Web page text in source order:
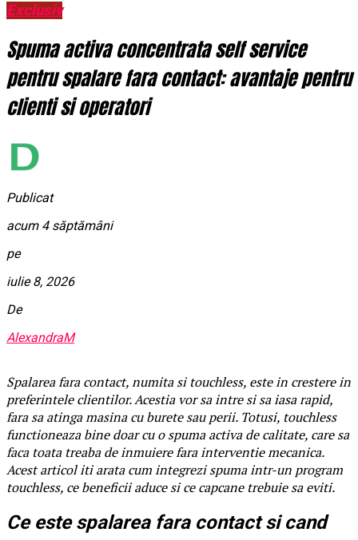
Exclusiv
Spuma activa concentrata self service
pentru spalare fara contact: avantaje pentru
clienti si operatori
Publicat
acum 4 săptămâni
pe
iulie 8, 2026
De
AlexandraM
Spalarea fara contact, numita si touchless, este in crestere in
preferintele clientilor. Acestia vor sa intre si sa iasa rapid,
fara sa atinga masina cu burete sau perii. Totusi, touchless
functioneaza bine doar cu o spuma activa de calitate, care sa
faca toata treaba de inmuiere fara interventie mecanica.
Acest articol iti arata cum integrezi spuma intr-un program
touchless, ce beneficii aduce si ce capcane trebuie sa eviti.
Ce este spalarea fara contact si cand